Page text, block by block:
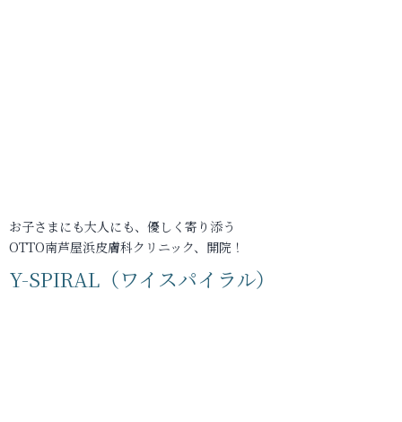
お子さまにも大人にも、優しく寄り添う
OTTO南芦屋浜皮膚科クリニック、開院！
Y-SPIRAL（ワイスパイラル）